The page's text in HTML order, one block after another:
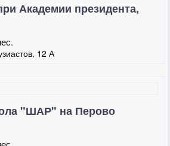
Академии президента,
12 А
"ШАР" на Перово